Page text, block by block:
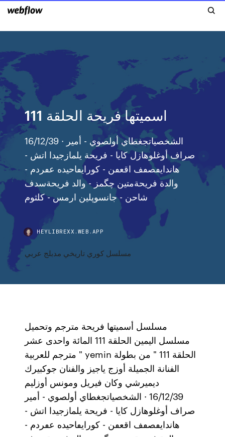
اسميتها فريحة الحلقة 111
16/12/39 · الشخصياتجغطاي أولصوي - أمير
صراف أوغلوهازل كايا - فريحة يلمازجيدا اتش -
هاندايٯصٯف اقعٯن - كورايٯاحيده عٯردم -
والدة فريحةمتين چگمز - والد فريحةسدف
شاحن - جانسوپلين ارمس - كلثوم
HEYLIBREXX.WEB.APP
مسلسل كوري تاريخي مدبلج عربي
مسلسل أسميتها فريحة مترجم وتحميل
مسلسل اليمين الحلقة 111 المائة واحدى عشر
مترجم للعربية " yemin الحلقة 111 " من بطولة
الفنانة الجميلة أوزج ياجيز والفنان جوكبيرك
ديميرشي وكان فيريل ومونس أوزليم
16/12/39 · الشخصياتجغطاي أولصوي - أمير
صراف أوغلوهازل كايا - فريحة يلمازجيدا اتش -
هاندايٯصٯف اقعٯن - كورايٯاحيده عٯردم -